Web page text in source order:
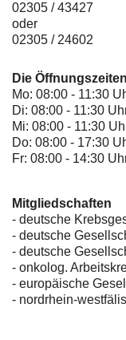
02305 / 43427
oder
02305 / 24602
Die
Mo: 08:00 - 11:30
Di: 08:00 - 11:30
Mi: 08:00 - 11:30
Do: 08:00 - 17:30
Fr: 08:00 - 14:30
Mitgliedschaften
- deutsche
- deutsche
- deutsche
- onkolog.
- europäische
- nordrhein-